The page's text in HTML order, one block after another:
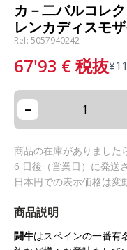
カ－二バルコレ
レンカディスモ
Ref: 5057940242
67'93 €税抜¥
-
商品の在庫がありました
6 日後（営業日）に発送
日本円での表示価格は変
商品説明
闘牛はスペインの一番有